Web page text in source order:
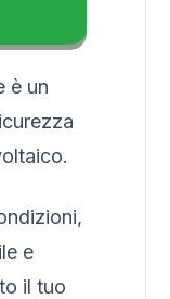
è un
e
il tuo